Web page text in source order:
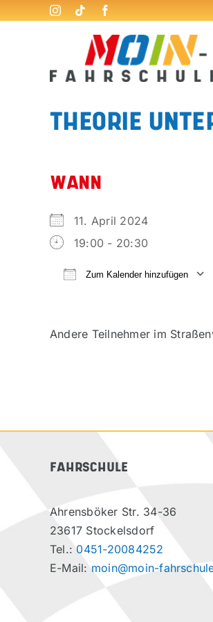
THEORIE
WANN
11. April 2024
19:00 - 20:30
Zum Kalender hinzufügen
Andere Teilnehmer im
FAHRSCHULE
Ahrensböker Str. 34-36
23617 Stockelsdorf
Tel.:0451-20084252
E-Mail: moin@moin-